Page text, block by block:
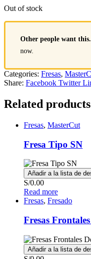
Out of stock
Other people want this.
now.
Categories: Fresas,
Share: Facebook Twitter
Related products
Fresas, MasterCut
Fresa Tipo SN
Añadir a la lista de
S/0.00
Read more
Fresas, Fresado
Fresas
Añadir a la lista de